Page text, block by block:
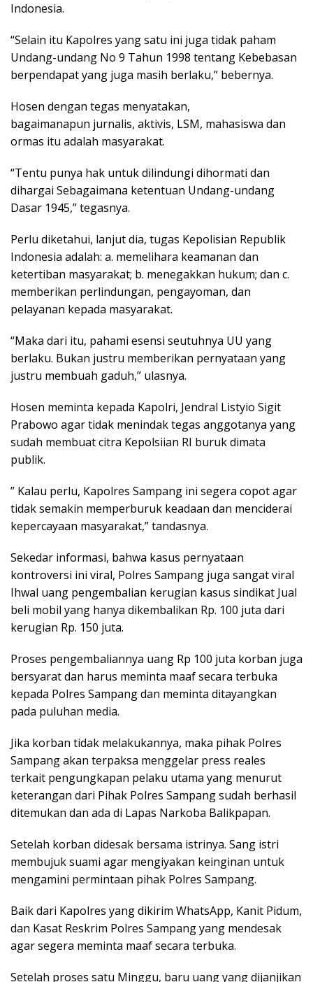
Indonesia.
“Selain itu Kapolres yang satu ini juga tidak paham
Undang-undang No 9 Tahun 1998 tentang Kebebasan
berpendapat yang juga masih berlaku,” bebernya.
Hosen dengan tegas menyatakan,
bagaimanapun jurnalis, aktivis, LSM, mahasiswa dan
ormas itu adalah masyarakat.
“Tentu punya hak untuk dilindungi dihormati dan
dihargai Sebagaimana ketentuan Undang-undang
Dasar 1945,” tegasnya.
Perlu diketahui, lanjut dia, tugas Kepolisian Republik
Indonesia adalah: a. memelihara keamanan dan
ketertiban masyarakat; b. menegakkan hukum; dan c.
memberikan perlindungan, pengayoman, dan
pelayanan kepada masyarakat.
“Maka dari itu, pahami esensi seutuhnya UU yang
berlaku. Bukan justru memberikan pernyataan yang
justru membuah gaduh,” ulasnya.
Hosen meminta kepada Kapolri, Jendral Listyio Sigit
Prabowo agar tidak menindak tegas anggotanya yang
sudah membuat citra Kepolsiian RI buruk dimata
publik.
” Kalau perlu, Kapolres Sampang ini segera copot agar
tidak semakin memperburuk keadaan dan menciderai
kepercayaan masyarakat,” tandasnya.
Sekedar informasi, bahwa kasus pernyataan
kontroversi ini viral, Polres Sampang juga sangat viral
Ihwal uang pengembalian kerugian kasus sindikat Jual
beli mobil yang hanya dikembalikan Rp. 100 juta dari
kerugian Rp. 150 juta.
Proses pengembaliannya uang Rp 100 juta korban juga
bersyarat dan harus meminta maaf secara terbuka
kepada Polres Sampang dan meminta ditayangkan
pada puluhan media.
Jika korban tidak melakukannya, maka pihak Polres
Sampang akan terpaksa menggelar press reales
terkait pengungkapan pelaku utama yang menurut
keterangan dari Pihak Polres Sampang sudah berhasil
ditemukan dan ada di Lapas Narkoba Balikpapan.
Setelah korban didesak bersama istrinya. Sang istri
membujuk suami agar mengiyakan keinginan untuk
mengamini permintaan pihak Polres Sampang.
Baik dari Kapolres yang dikirim WhatsApp, Kanit Pidum,
dan Kasat Reskrim Polres Sampang yang mendesak
agar segera meminta maaf secara terbuka.
Setelah proses satu Minggu, baru uang yang dijanjikan